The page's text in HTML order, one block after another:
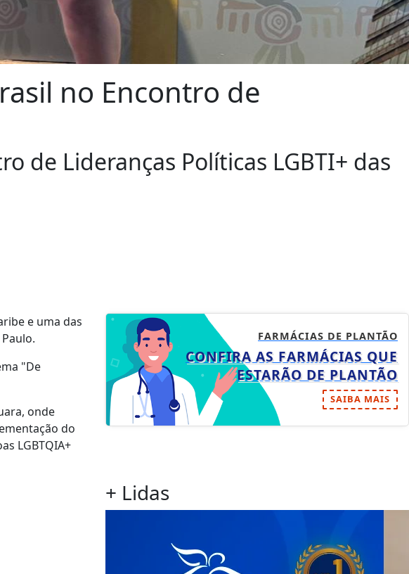
no Encontro de
de Lideranças Políticas LGBTI+ das
e uma das
"De
onde
do
LGBTQIA+
FARMÁCIAS DE PLANTÃO
CONFIRA AS FARMÁCIAS QUE
ESTARÃO DE PLANTÃO
SAIBA MAIS
+ Lidas